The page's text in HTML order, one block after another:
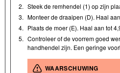
2. Steek de remhendel (1) op zijn
3. Monteer de draaipen (D). Haal
4. Plaats de moer (E). Haal aan tot
5. Controleer of de voorrem goed
handhendel zijn. Een geringe
WAARSCHUWING